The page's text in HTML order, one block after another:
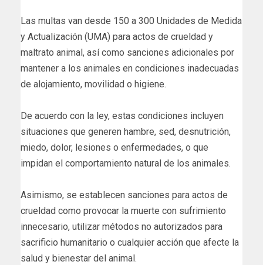
Las multas van desde 150 a 300 Unidades de Medida
y Actualización (UMA) para actos de crueldad y
maltrato animal, así como sanciones adicionales por
mantener a los animales en condiciones inadecuadas
de alojamiento, movilidad o higiene.
De acuerdo con la ley, estas condiciones incluyen
situaciones que generen hambre, sed, desnutrición,
miedo, dolor, lesiones o enfermedades, o que
impidan el comportamiento natural de los animales.
Asimismo, se establecen sanciones para actos de
crueldad como provocar la muerte con sufrimiento
innecesario, utilizar métodos no autorizados para
sacrificio humanitario o cualquier acción que afecte la
salud y bienestar del animal.